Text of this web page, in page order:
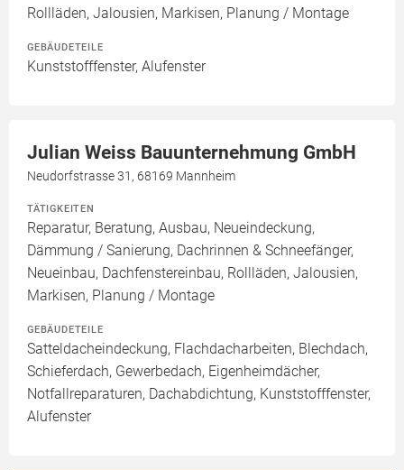
Rollläden, Jalousien, Markisen, Planung / Montage
GEBÄUDETEILE
Kunststofffenster, Alufenster
Julian Weiss Bauunternehmung GmbH
Neudorfstrasse 31, 68169 Mannheim
TÄTIGKEITEN
Reparatur, Beratung, Ausbau, Neueindeckung,
Dämmung / Sanierung, Dachrinnen & Schneefänger,
Neueinbau, Dachfenstereinbau, Rollläden, Jalousien,
Markisen, Planung / Montage
GEBÄUDETEILE
Satteldacheindeckung, Flachdacharbeiten, Blechdach,
Schieferdach, Gewerbedach, Eigenheimdächer,
Notfallreparaturen, Dachabdichtung, Kunststofffenster,
Alufenster